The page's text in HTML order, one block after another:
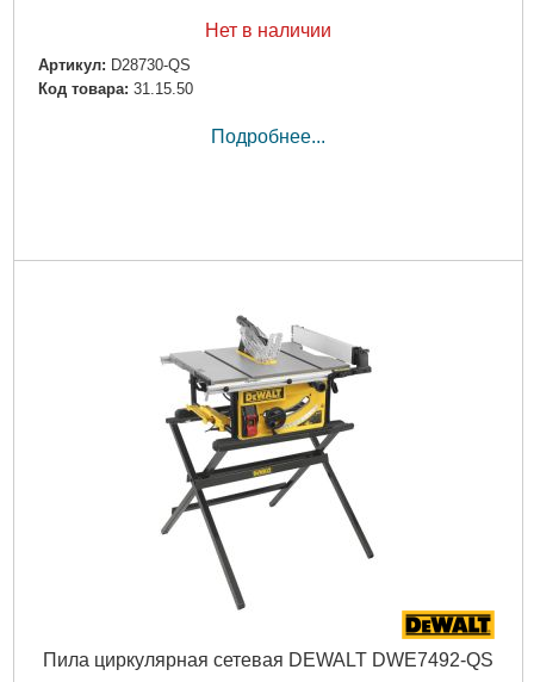
Нет в наличии
Артикул: D28730-QS
Код товара: 31.15.50
Подробнее...
Пила циркулярная сетевая DEWALT DWE7492-QS